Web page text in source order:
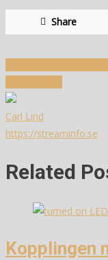
Share
Carl Lind
https://streaminfo.se
Related
Kopplingen